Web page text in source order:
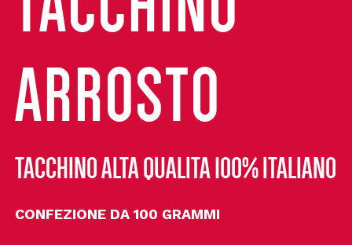
ARROSTO
TACCHINO ALTA QUALITÀ 100% ITALIANO
CONFEZIONE DA 100 GRAMMI